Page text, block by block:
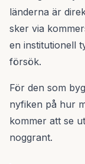
länderna är
sker via
en institutionell
försök.
För den som
nyfiken på hur
kommer att se
noggrant.